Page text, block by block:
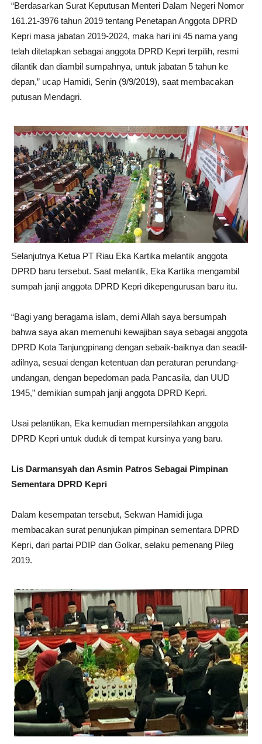
“Berdasarkan Surat Keputusan Menteri Dalam Negeri Nomor
161.21-3976 tahun 2019 tentang Penetapan Anggota DPRD
Kepri masa jabatan 2019-2024, maka hari ini 45 nama yang
telah ditetapkan sebagai anggota DPRD Kepri terpilih, resmi
dilantik dan diambil sumpahnya, untuk jabatan 5 tahun ke
depan,” ucap Hamidi, Senin (9/9/2019), saat membacakan
putusan Mendagri.
Selanjutnya Ketua PT Riau Eka Kartika melantik anggota
DPRD baru tersebut. Saat melantik, Eka Kartika mengambil
sumpah janji anggota DPRD Kepri dikepengurusan baru itu.
“Bagi yang beragama islam, demi Allah saya bersumpah
bahwa saya akan memenuhi kewajiban saya sebagai anggota
DPRD Kota Tanjungpinang dengan sebaik-baiknya dan seadil-
adilnya, sesuai dengan ketentuan dan peraturan perundang-
undangan, dengan bepedoman pada Pancasila, dan UUD
1945,” demikian sumpah janji anggota DPRD Kepri.
Usai pelantikan, Eka kemudian mempersilahkan anggota
DPRD Kepri untuk duduk di tempat kursinya yang baru.
Lis Darmansyah dan Asmin Patros Sebagai Pimpinan
Sementara DPRD Kepri
Dalam kesempatan tersebut, Sekwan Hamidi juga
membacakan surat penunjukan pimpinan sementara DPRD
Kepri, dari partai PDIP dan Golkar, selaku pemenang Pileg
2019.